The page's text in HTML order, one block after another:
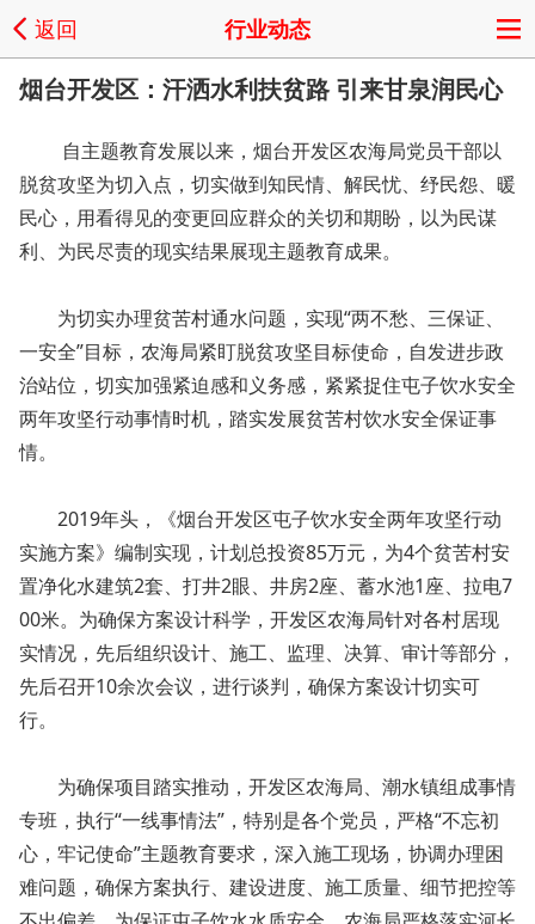
返回 行业动态
烟台开发区：汗洒水利扶贫路 引来甘泉润民心
自主题教育发展以来，烟台开发区农海局党员干部以
脱贫攻坚为切入点，切实做到知民情、解民忧、纾民怨、暖
民心，用看得见的变更回应群众的关切和期盼，以为民谋
利、为民尽责的现实结果展现主题教育成果。
为切实办理贫苦村通水问题，实现“两不愁、三保证、
一安全”目标，农海局紧盯脱贫攻坚目标使命，自发进步政
治站位，切实加强紧迫感和义务感，紧紧捉住屯子饮水安全
两年攻坚行动事情时机，踏实发展贫苦村饮水安全保证事
情。
2019年头，《烟台开发区屯子饮水安全两年攻坚行动
实施方案》编制实现，计划总投资85万元，为4个贫苦村安
置净化水建筑2套、打井2眼、井房2座、蓄水池1座、拉电7
00米。为确保方案设计科学，开发区农海局针对各村居现
实情况，先后组织设计、施工、监理、决算、审计等部分，
先后召开10余次会议，进行谈判，确保方案设计切实可
行。
为确保项目踏实推动，开发区农海局、潮水镇组成事情
专班，执行“一线事情法”，特别是各个党员，严格“不忘初
心，牢记使命”主题教育要求，深入施工现场，协调办理困
难问题，确保方案执行、建设进度、施工质量、细节把控等